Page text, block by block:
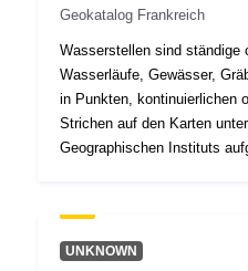
Geokatalog Frankreich
Wasserstellen sind ständige
Wasserläufe, Gewässer,
in Punkten, kontinuierlichen
Strichen auf den Karten
Geographischen Instituts
Präfekturverordnung
besonderen örtlichen
UNKNOWN